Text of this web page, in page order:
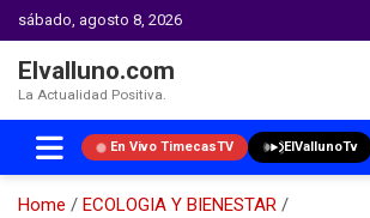
sábado, agosto 8, 2026
Elvalluno.com
La Actualidad Positiva.
En Vivo TimecasTV ElVallunoTv
Home
ECOLOGIA Y BIENESTAR